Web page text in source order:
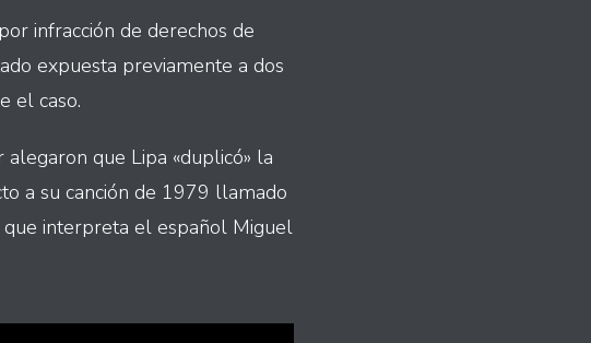
infracción de derechos de
expuesta previamente a dos
el caso.
que Lipa «duplicó» la
a su canción de 1979 llamado
que interpreta el español Miguel